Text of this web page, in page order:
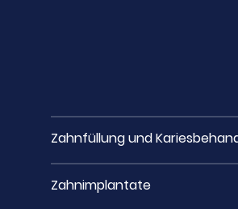
Zahnfüllung und
Zahnimplantate